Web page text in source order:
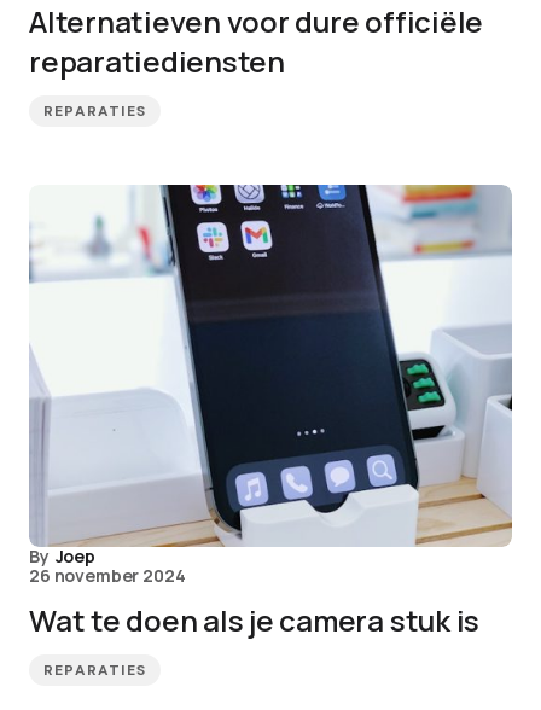
Alternatieven voor dure officiële
reparatiediensten
REPARATIES
By Joep
26 november 2024
Wat te doen als je camera stuk is
REPARATIES